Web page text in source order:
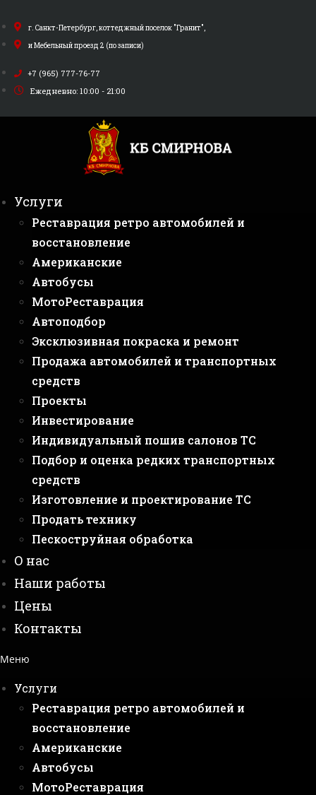
к
содержимому
г. Санкт-Петербург, коттеджный поселок "Гранит",
и Мебельный проезд 2 (по записи)
+7 (965) 777-76-77
Ежедневно: 10:00 - 21:00
Услуги
Реставрация ретро автомобилей и
восстановление
Американские
Автобусы
МотоРеставрация
Автоподбор
Эксклюзивная покраска и ремонт
Продажа автомобилей и транспортных
средств
Проекты
Инвестирование
Индивидуальный пошив салонов ТС
Подбор и оценка редких транспортных
средств
Изготовление и проектирование ТС
Продать технику
Пескоструйная обработка
О нас
Наши работы
Цены
Контакты
Меню
Услуги
Реставрация ретро автомобилей и
восстановление
Американские
Автобусы
МотоРеставрация